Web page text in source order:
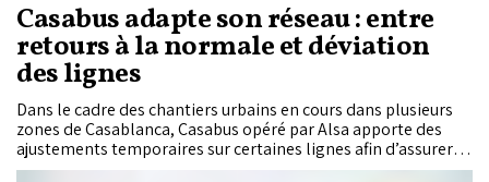
Casabus adapte son réseau : entre
retours à la normale et déviation
des lignes
Dans le cadre des chantiers urbains en cours dans plusieurs
zones de Casablanca, Casabus opéré par Alsa apporte des
ajustements temporaires sur certaines lignes afin d’assurer la
continuité du service public et de maintenir la fluidité des